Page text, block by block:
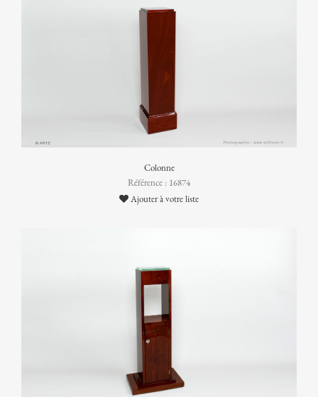
Colonne
Référence : 16874
Ajouter à votre liste